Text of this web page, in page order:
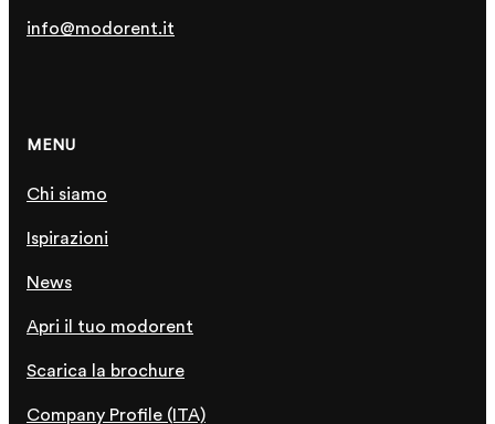
info@modorent.it
MENU
Chi siamo
Ispirazioni
News
Apri il tuo modorent
Scarica la brochure
Company Profile (ITA)